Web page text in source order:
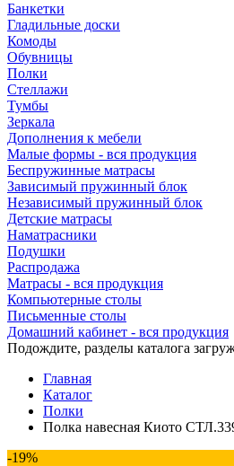
Банкетки
Гладильные доски
Комоды
Обувницы
Полки
Стеллажи
Тумбы
Зеркала
Дополнения к мебели
Малые формы - вся продукция
Беспружинные матрасы
Зависимый пружинный блок
Независимый пружинный блок
Детские матрасы
Наматрасники
Подушки
Распродажа
Матрасы - вся продукция
Компьютерные столы
Письменные столы
Домашний кабинет - вся продукция
Подождите, разделы каталога
Главная
Каталог
Полки
Полка навесная Киото
-19%